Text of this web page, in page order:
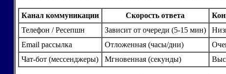
Канал коммуникации Скорость ответа
Телефон / Ресепшн
Зависит от очереди (5-15 мин)
Email рассылка
Отложенная (часы/дни)
Чат-бот (мессенджеры)
Мгновенная (секунды)